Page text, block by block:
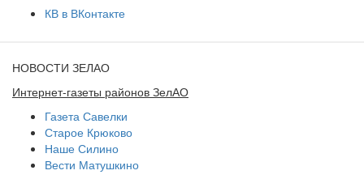
КВ в ВКонтакте
НОВОСТИ ЗЕЛАО
Интернет-газеты районов ЗелАО
Газета Савелки
Старое Крюково
Наше Силино
Вести Матушкино